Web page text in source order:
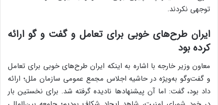
توجهی نکردند.
ایران طرح‌های خوبی برای تعامل و گفت و گو ارائه
کرده بود
معاون وزیر خارجه با اشاره به اینکه ایران طرح‌های خوبی برای تعامل
و گفت‌وگو به‌ویژه در حاشیه اجلاس مجمع عمومی سازمان ملل؛ ارائه
داد بود، گفت: اما آن پیشنهادها نادیده گرفته شد. برای نخستین بار